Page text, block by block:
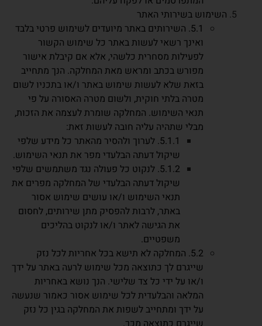
השימוש בשירותי האתר
5.1. השירותים באתר מיועדים לשימוש פרטי בלבד
ואינך רשאי לעשות באתר כל שימוש הקשור
לפעילות מסחרית כלשהי, אלא אם קיבלת אישור
מפורש בכתב ומראש מאת המחלקה. הנך מתחייב
בזאת שלא לעשות שימוש באתר ו/או בתכניו לשום
מטרה בלתי חוקית, ולשום מטרה האסורה על פי
תנאי השימוש. המחלקה שומרת לעצמה את הזכות,
מבלי שתהיה עליה חובה לעשות זאת:
5.1.1. לערוך ולהסיר מהאתר כל מידע שלפי
שיקול דעתה הבלעדי מפר את תנאי השימוש.
5.1.2. לנקוט כל פעולה נגד משתמשים שלפי
שיקול דעתה הבלעדי של המחלקה מפרים את
תנאי השימוש ו/או עושים שימוש אסור
באתר, לרבות להפסיק מתן שירותים, לחסום
את הגישה לאתר ו/או לנקוט בהליכים
משפטיים.
5.2. המחלקה לא תישא בכל אחריות לכל נזק
שייגרם לך כתוצאה מכל שימוש לרעה באתר על ידך
ו/או על ידי כל צד שלישי. הנך נושא באחריות
המלאה והבלעדית לכל שימוש אסור כאמור שנעשה
על ידך ומתחייב לשפות את המחלקה בגין כל נזק